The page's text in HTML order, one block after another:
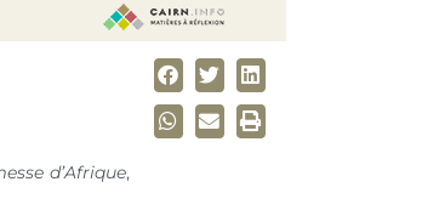
d’Afrique,